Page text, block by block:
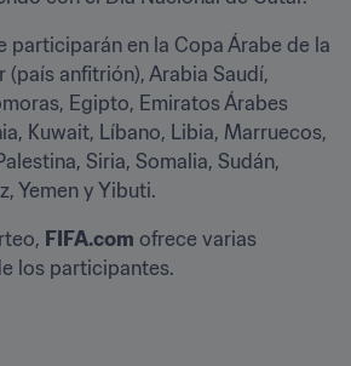
participarán en la Copa Árabe de la
(país anfitrión), Arabia Saudí,
Egipto, Emiratos Árabes
Kuwait, Líbano, Libia, Marruecos,
Siria, Somalia, Sudán,
Yemen y Yibuti.
FIFA.com ofrece varias
los participantes.